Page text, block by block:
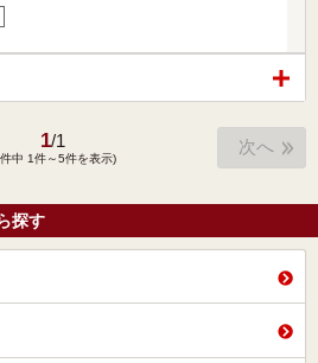
1/1
件中 1件～5件を表示)
次へ
探す